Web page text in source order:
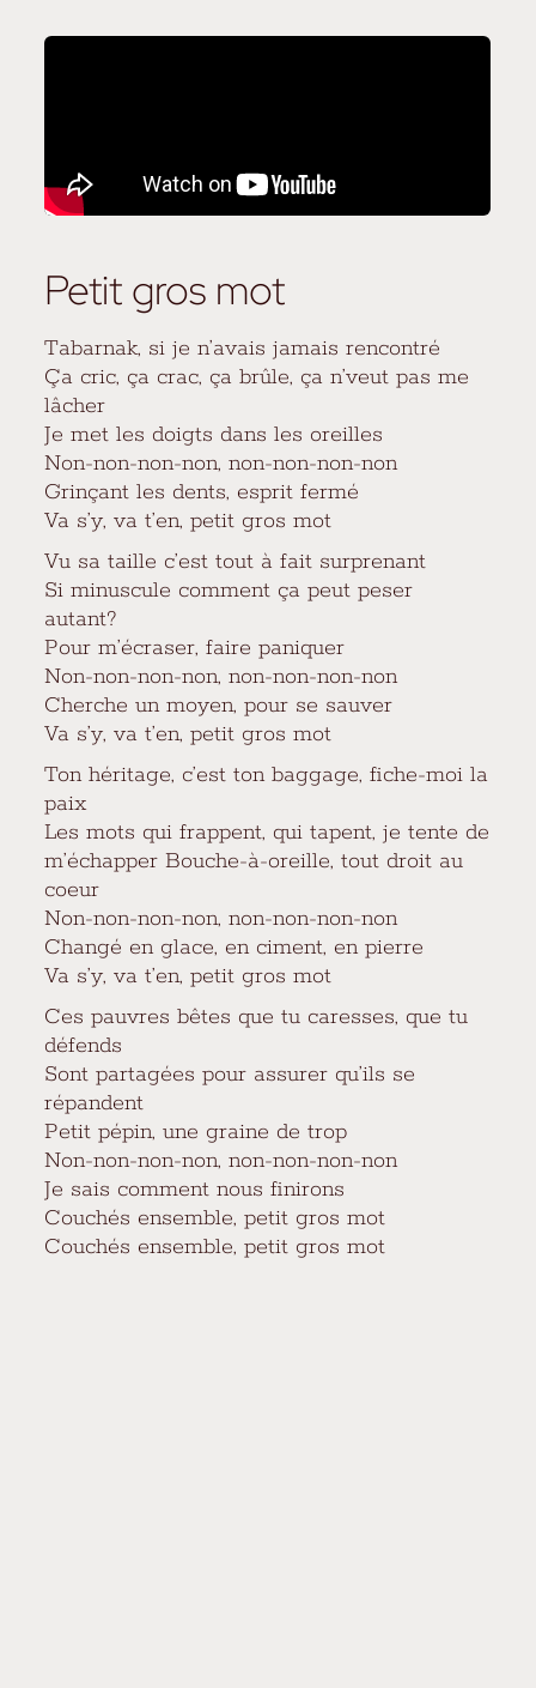
Petit gros mot
Tabarnak, si je n’avais jamais rencontré
Ça cric, ça crac, ça brûle, ça n’veut pas me
lâcher
Je met les doigts dans les oreilles
Non-non-non-non, non-non-non-non
Grinçant les dents, esprit fermé
Va s’y, va t’en, petit gros mot
Vu sa taille c’est tout à fait surprenant
Si minuscule comment ça peut peser
autant?
Pour m’écraser, faire paniquer
Non-non-non-non, non-non-non-non
Cherche un moyen, pour se sauver
Va s’y, va t’en, petit gros mot
Ton héritage, c’est ton baggage, fiche-moi la
paix
Les mots qui frappent, qui tapent, je tente de
m’échapper Bouche-à-oreille, tout droit au
coeur
Non-non-non-non, non-non-non-non
Changé en glace, en ciment, en pierre
Va s’y, va t’en, petit gros mot
Ces pauvres bêtes que tu caresses, que tu
défends
Sont partagées pour assurer qu’ils se
répandent
Petit pépin, une graine de trop
Non-non-non-non, non-non-non-non
Je sais comment nous finirons
Couchés ensemble, petit gros mot
Couchés ensemble, petit gros mot